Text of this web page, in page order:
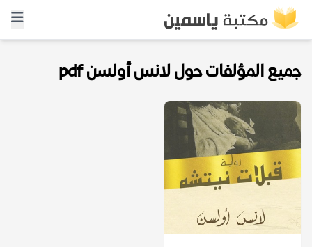
جميع المؤلفات حول لانس أولسن pdf